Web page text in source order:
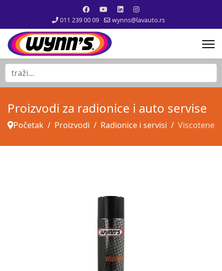
011 239 00 09 wynns@lavauto.rs
traži...
Proizvodi za radionice i auto servise
Početak Proizvodi Radionice i servisi Viscotene